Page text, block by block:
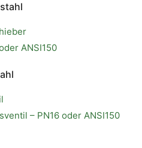
ANSI150
– PN16 oder ANSI150